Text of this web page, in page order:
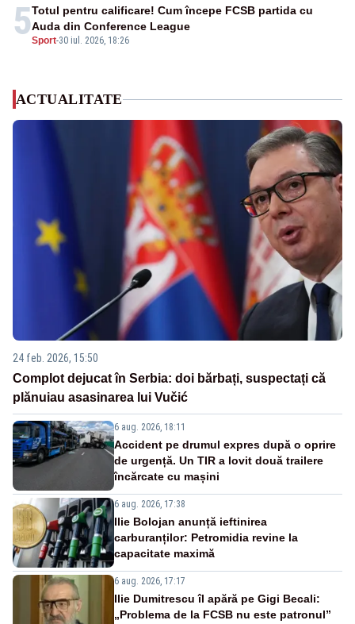
5Sport-30 iul. 2026, 18:26
Totul pentru calificare! Cum începe FCSB partida cu
Auda din Conference League
ACTUALITATE
24 feb. 2026, 15:50
Complot dejucat în Serbia: doi bărbați, suspectați că
plănuiau asasinarea lui Vučić
6 aug. 2026, 18:11
Accident pe drumul expres după o oprire
de urgență. Un TIR a lovit două trailere
încărcate cu mașini
6 aug. 2026, 17:38
Ilie Bolojan anunță ieftinirea
carburanților: Petromidia revine la
capacitate maximă
6 aug. 2026, 17:17
Ilie Dumitrescu îl apără pe Gigi Becali:
„Problema de la FCSB nu este patronul”